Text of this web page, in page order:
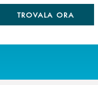
TROVALA ORA